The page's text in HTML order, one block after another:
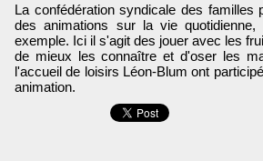
La confédération syndicale des familles
des animations sur la vie quotidienne,
exemple. Ici il s'agit des jouer avec les
de mieux les connaître et d'oser les
l'accueil de loisirs Léon-Blum ont
animation.